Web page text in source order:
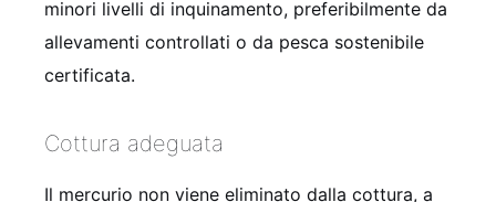
minori livelli di inquinamento, preferibilmente da
allevamenti controllati o da pesca sostenibile
certificata.
Cottura adeguata
Il mercurio non viene eliminato dalla cottura, a